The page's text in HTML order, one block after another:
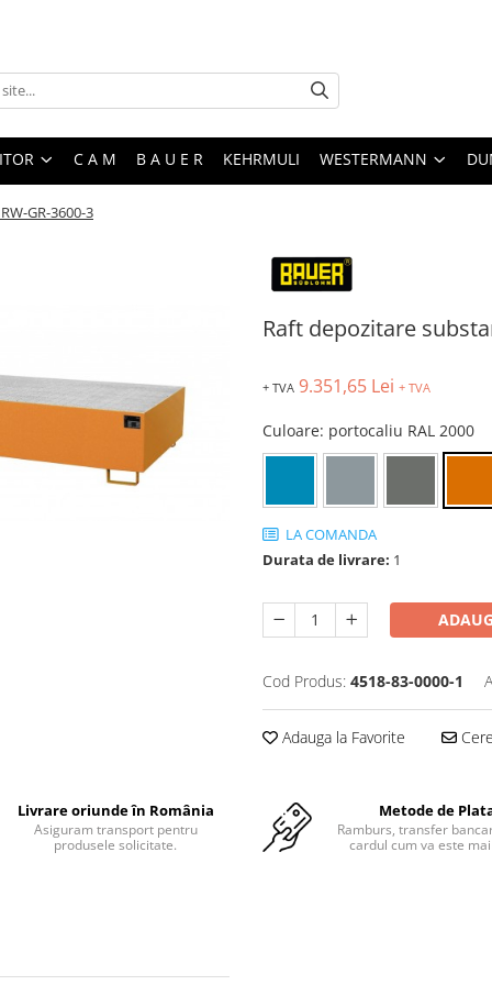
C A M B A U E R KEHRMULI WESTERMANN
GR-3600-3
Raft depozitare
+ TVA 9.351,65 Lei + TVA
Culoare: portocaliu RAL 2000
LA COMANDA
Durata de livrare: 1
Cod Produs: 4518-83-0000-1
Adauga la Favorite
Livrare oriunde în România
Asiguram transport pentru
produsele solicitate.
Metode de
Ramburs, transfer
cardul cum va este